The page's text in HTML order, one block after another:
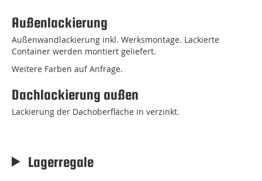
Außenlackierung
Außenwandlackierung inkl. Werksmontage. Lackierte
Container werden montiert geliefert.
Weitere Farben auf Anfrage.
Dachlackierung außen
Lackierung der Dachoberfläche in verzinkt.
Lagerregale